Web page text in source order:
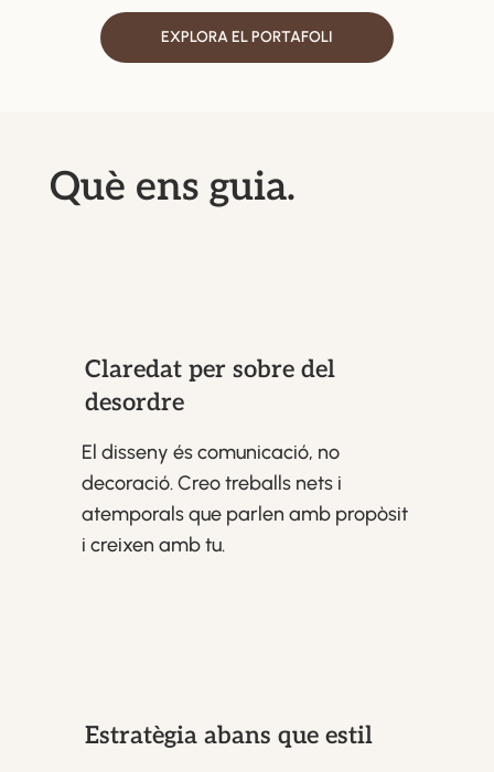
EXPLORA EL PORTAFOLI
Què ens guia.
Claredat per sobre del
desordre
El disseny és comunicació, no
decoració. Creo treballs nets i
atemporals que parlen amb propòsit
i creixen amb tu.
Estratègia abans que estil